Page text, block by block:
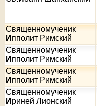
Священномученик
И пполит Римский
Священномученик
И пполит Римский
Священномученик
И пполит Римский
Священномученик
И риней Лионский